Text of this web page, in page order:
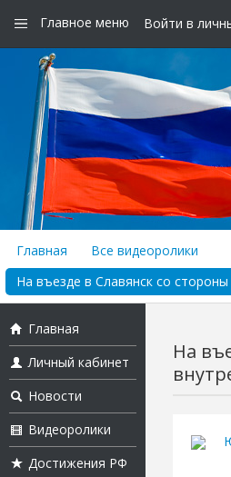
Главное меню Войти в
Главная
Все видеоролики
На въезде в Славянск со
Главная
Личный кабинет
Новости
Видеоролики
Достижения РФ
На